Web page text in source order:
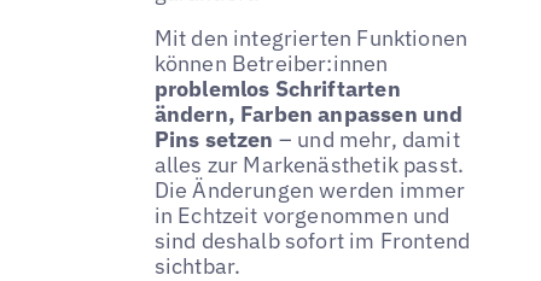
Mit den integrierten Funktionen
können Betreiber:innen
problemlos Schriftarten
ändern, Farben anpassen und
Pins setzen – und mehr, damit
alles zur Markenästhetik passt.
Die Änderungen werden immer
in Echtzeit vorgenommen und
sind deshalb sofort im Frontend
sichtbar.